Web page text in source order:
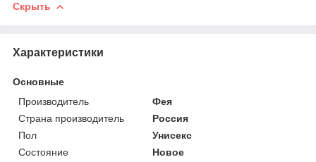
Скрыть
Характеристики
Основные
Производитель
Фея
Страна производитель
Россия
Пол
Унисекс
Состояние
Новое